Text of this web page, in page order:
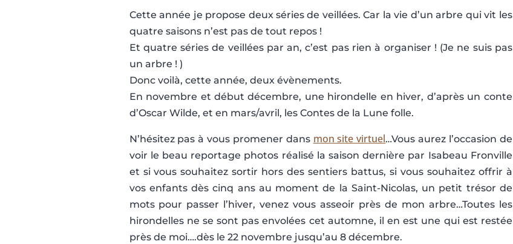
Cette année je propose deux séries de veillées. Car la vie d’un arbre qui vit les
quatre saisons n’est pas de tout repos !
Et quatre séries de veillées par an, c’est pas rien à organiser ! (Je ne suis pas
un arbre ! )
Donc voilà, cette année, deux évènements.
En novembre et début décembre, une hirondelle en hiver, d’après un conte
d’Oscar Wilde, et en mars/avril, les Contes de la Lune folle.
N’hésitez pas à vous promener dans mon site virtuel…Vous aurez l’occasion de
voir le beau reportage photos réalisé la saison dernière par Isabeau Fronville
et si vous souhaitez sortir hors des sentiers battus, si vous souhaitez offrir à
vos enfants dès cinq ans au moment de la Saint-Nicolas, un petit trésor de
mots pour passer l’hiver, venez vous asseoir près de mon arbre…Toutes les
hirondelles ne se sont pas envolées cet automne, il en est une qui est restée
près de moi….dès le 22 novembre jusqu’au 8 décembre.